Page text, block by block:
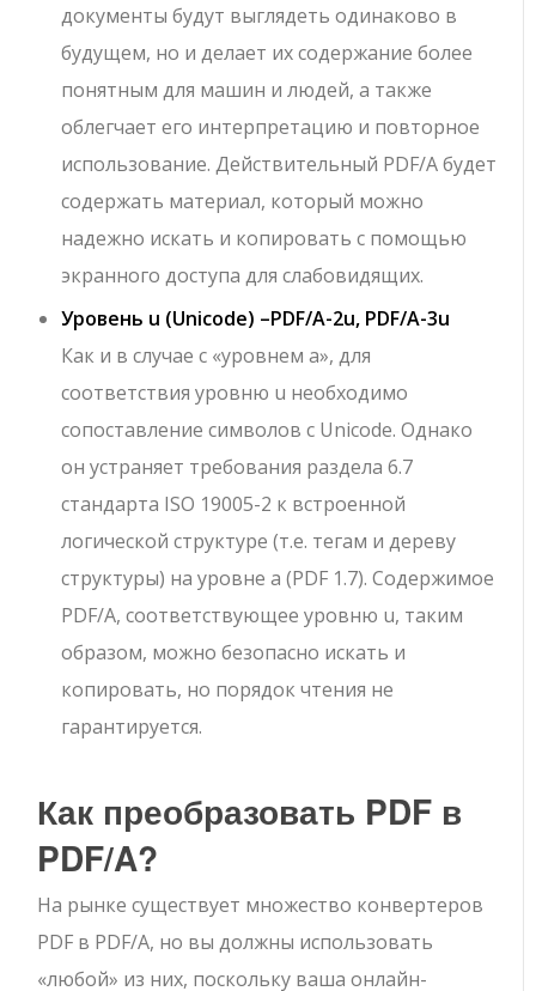
документы будут выглядеть одинаково в
будущем, но и делает их содержание более
понятным для машин и людей, а также
облегчает его интерпретацию и повторное
использование. Действительный PDF/A будет
содержать материал, который можно
надежно искать и копировать с помощью
экранного доступа для слабовидящих.
Уровень u (Unicode) –PDF/A-2u, PDF/A-3u
Как и в случае с «уровнем a», для
соответствия уровню u необходимо
сопоставление символов с Unicode. Однако
он устраняет требования раздела 6.7
стандарта ISO 19005-2 к встроенной
логической структуре (т.е. тегам и дереву
структуры) на уровне a (PDF 1.7). Содержимое
PDF/A, соответствующее уровню u, таким
образом, можно безопасно искать и
копировать, но порядок чтения не
гарантируется.
Как преобразовать PDF в
PDF/A?
На рынке существует множество конвертеров
PDF в PDF/A, но вы должны использовать
«любой» из них, поскольку ваша онлайн-